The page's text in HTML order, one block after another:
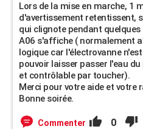
Lors de la mise en marche, 1
d'avertissement retentissent,
qui clignote pendant
A06 s'affiche ( normalement
logique car l'électrovanne
pouvoir laisser passer l'eau
et contrôlable par toucher).
Merci pour votre aide et votre
Bonne soirée.
Commenter 0